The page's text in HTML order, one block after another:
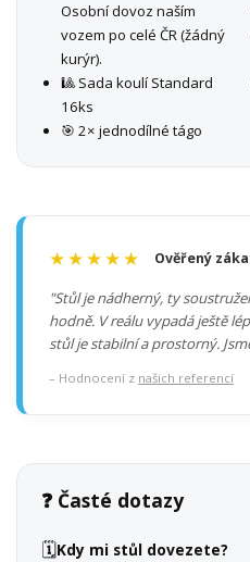
Osobní dovoz naším
vozem po celé ČR (žádný
kurýr).
🎱 Sada koulí Standard
16ks
🎯 2× jednodílné tágo
★★★★★ Ověřený
"Stůl je nádherný, ty
hodně. V reálu vypadá ještě
stůl je stabilní a prostorný.
– Hodnocení z našich referencí
❓ Časté dotazy
🗓️Kdy mi stůl dovezete?